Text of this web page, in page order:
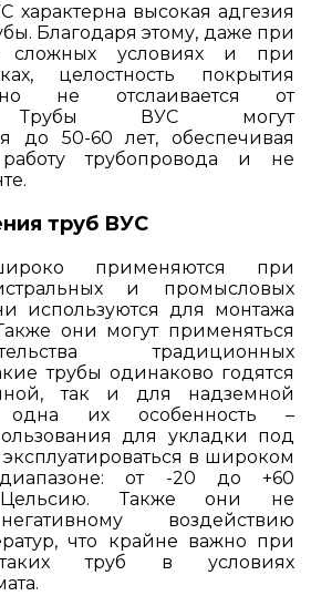
характерна высокая адгезия
Благодаря этому, даже при
сложных условиях и при
целостность покрытия
не отслаивается от
Трубы ВУС могут
до 50-60 лет, обеспечивая
трубопровода и не
труб ВУС
применяются при
и промысловых
используются для монтажа
они могут применяться
традиционных
трубы одинаково годятся
так и для надземной
их особенность –
для укладки под
в широком
диапазоне: от -20 до +60
Также они не
воздействию
что крайне важно при
таких труб в условиях